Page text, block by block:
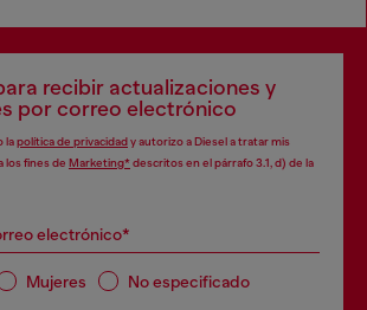
recibir actualizaciones y
por correo electrónico
lapolítica de privacidady autorizo a Diesel a tratar mis
los fines de Marketing*descritos en el párrafo 3.1, d) de la
electrónico*
Mujeres No especificado